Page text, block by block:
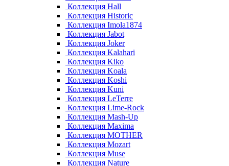
Коллекция Hall
Коллекция Historic
Коллекция Imola1874
Коллекция Jabot
Коллекция Joker
Коллекция Kalahari
Коллекция Kiko
Коллекция Koala
Коллекция Koshi
Коллекция Kuni
Коллекция LeTerre
Коллекция Lime-Rock
Коллекция Mash-Up
Коллекция Maxima
Коллекция MOTHER
Коллекция Mozart
Коллекция Muse
Коллекция Nature